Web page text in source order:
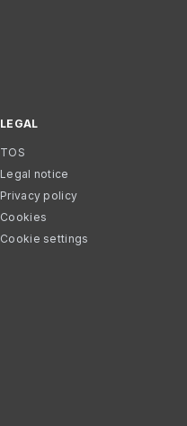
LEGAL
TOS
Legal notice
Privacy policy
Cookies
Cookie settings